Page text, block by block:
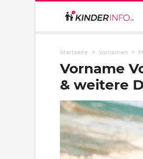
Startseite Vornamen
Vorname
& weitere